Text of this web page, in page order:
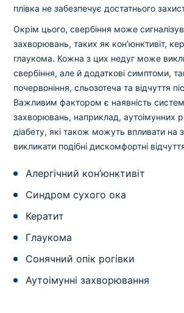
плівка не забезпечує достатнього
Окрім цього, свербіння може
захворювань, таких як кон’юнктивіт,
глаукома. Кожна з цих недуг може
свербіння, але й додаткові симптоми,
почервоніння, сльозотеча та відчуття
Важливим фактором є наявність
захворювань, наприклад, аутоімунних
діабету, які також можуть впливати на
викликати подібні дискомфортні
Алергічний кон’юнктивіт
Синдром сухого ока
Кератит
Глаукома
Сонячний опік рогівки
Аутоімунні захворювання